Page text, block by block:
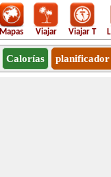
Mapas Viajar Viajar T
Calorías planificador